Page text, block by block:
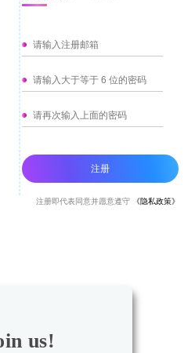
注册
注册即代表同意并愿意遵守 《隐私政策》
us!